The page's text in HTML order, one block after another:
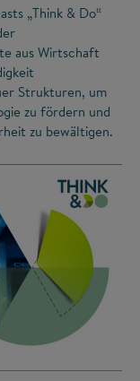
„Think & Do“
aus Wirtschaft
Strukturen, um
zu fördern und
zu bewältigen.